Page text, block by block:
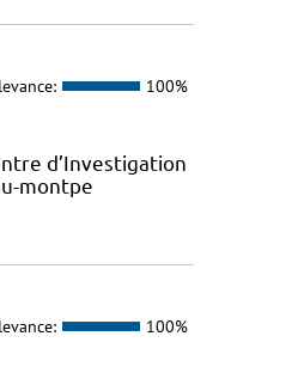
100%
d’Investigation
montpe
100%